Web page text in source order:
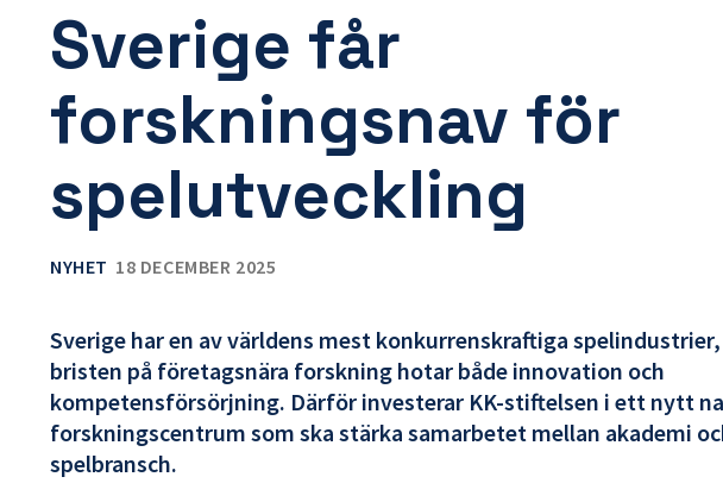
Sverige får
forskningsnav för
spelutveckling
NYHET 18 DECEMBER 2025
Sverige har en av världens mest konkurrenskraftiga
bristen på företagsnära forskning hotar både innovation och
kompetensförsörjning. Därför investerar KK-stiftelsen i ett nytt
forskningscentrum som ska stärka samarbetet mellan akademi
spelbransch.